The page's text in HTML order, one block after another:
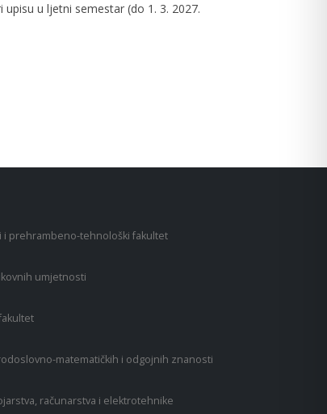
u ljetni semestar (do 1. 3. 2027.
i prehrambeno-tehnološki fakultet
umjetnosti
matematičkih i odgojnih znanosti
računarstva i elektrotehnike